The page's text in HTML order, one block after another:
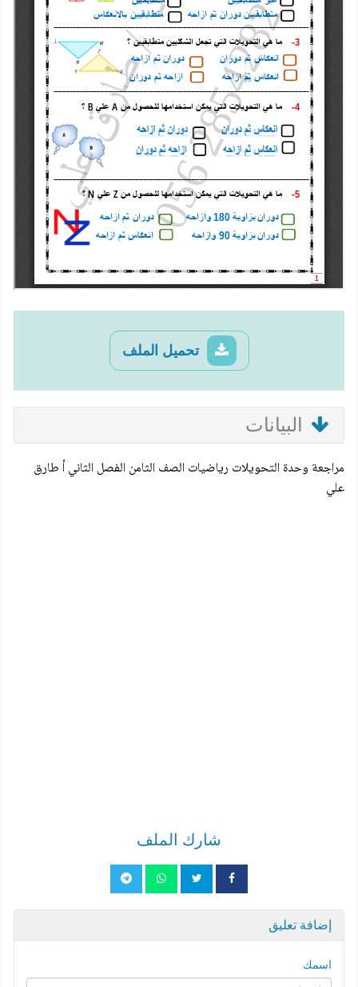
تحميل الملف
البيانات
مراجعة وحدة التحويلات رياضيات الصف الثامن الفصل الثاني أ طارق
علي
شارك الملف
إضافة تعليق
اسمك